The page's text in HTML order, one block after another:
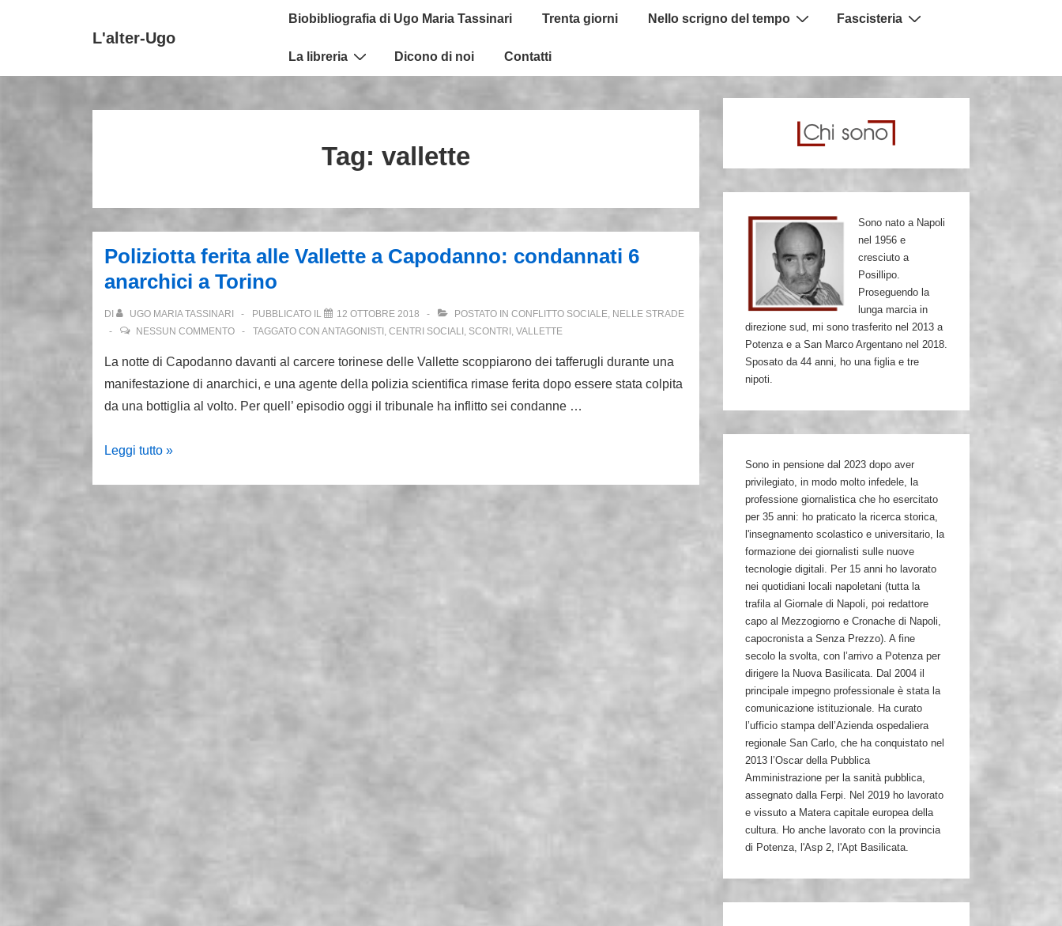
contenuto
L'alter-Ugo
Menu
Biobibliografia di Ugo Maria Tassinari Trenta giorni Nello scrigno del tempo Fascisteria
La libreria Dicono di noi Contatti
Tag: vallette
Poliziotta ferita alle Vallette a Capodanno: condannati 6
anarchici a Torino
DI UGO MARIA TASSINARI PUBBLICATO IL 12 OTTOBRE 2018 POSTATO IN CONFLITTO SOCIALE, NELLE STRADE
NESSUN COMMENTO
TAGGATO CON ANTAGONISTI , CENTRI SOCIALI , SCONTRI , VALLETTE
La notte di Capodanno davanti al carcere torinese delle Vallette scoppiarono dei tafferugli durante una
manifestazione di anarchici, e una agente della polizia scientifica rimase ferita dopo essere stata colpita
da una bottiglia al volto. Per quell’ episodio oggi il tribunale ha inflitto sei condanne …
Poliziotta
Leggi tutto »
Sono nato a Napoli
nel 1956 e
cresciuto a
Posillipo.
Proseguendo la
lunga marcia in
direzione sud, mi sono trasferito nel 2013 a
Potenza e a San Marco Argentano nel 2018.
Sposato da 44 anni, ho una figlia e tre
nipoti.
Sono in pensione dal 2023 dopo aver
privilegiato, in modo molto infedele, la
professione giornalistica che ho esercitato
per 35 anni: ho praticato la ricerca storica,
l'insegnamento scolastico e universitario, la
formazione dei giornalisti sulle nuove
tecnologie digitali. Per 15 anni ho lavorato
nei quotidiani locali napoletani (tutta la
trafila al Giornale di Napoli, poi redattore
capo al Mezzogiorno e Cronache di Napoli,
capocronista a Senza Prezzo). A fine
secolo la svolta, con l’arrivo a Potenza per
dirigere la Nuova Basilicata. Dal 2004 il
principale impegno professionale è stata la
comunicazione istituzionale. Ha curato
l’ufficio stampa dell’Azienda ospedaliera
regionale San Carlo, che ha conquistato nel
2013 l’Oscar della Pubblica
Amministrazione per la sanità pubblica,
assegnato dalla Ferpi. Nel 2019 ho lavorato
e vissuto a Matera capitale europea della
cultura. Ho anche lavorato con la provincia
di Potenza, l'Asp 2, l'Apt Basilicata.